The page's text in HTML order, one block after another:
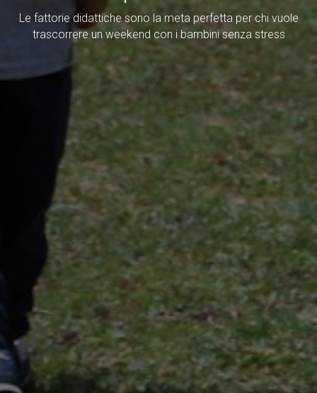
Le fattorie didattiche sono la meta perfetta per chi vuole
trascorrere un weekend con i bambini senza stress